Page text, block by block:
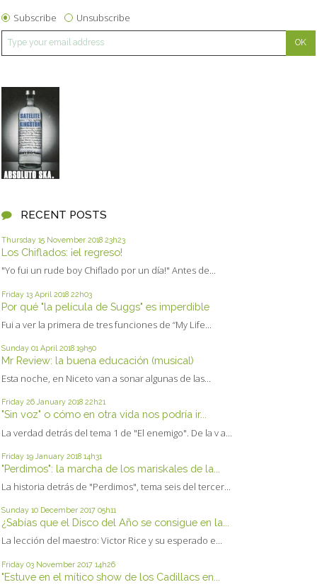
Subscribe Unsubscribe
RECENT POSTS
Thursday 15 November 2018 23h23
Los Chiflados: ¡el regreso!
"Yo fui un rude boy Chiflado por un día!" Antes de...
Friday 13 April 2018 22h03
Por qué "la película de Suggs" es imperdible
Fui a ver la primera de tres funciones de “My Life...
Sunday 01 April 2018 19h50
Mr Review: la buena educación (musical)
Esta noche, en Niceto van a sonar algunas de las...
Friday 26 January 2018 22h21
"Sin voz" o cómo en otra vida nos podría ir...
La verdad detrás del tema 1 de "El enemigo". De la v a...
Friday 19 January 2018 14h31
"Perdimos": la marcha de los mariskales de la...
La historia detrás de "Perdimos", tema seis del tercer...
Sunday 10 December 2017 05h11
¿Sabías que el Disco del Año se consigue en la...
La lección del maestro: Victor Rice y su esperado e...
Friday 03 November 2017 14h26
"Estuve en el mítico show de los Cadillacs en...